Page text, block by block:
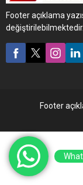
kesildiğini
Footer açıklama
değiştirilebilmektedir.
Footer